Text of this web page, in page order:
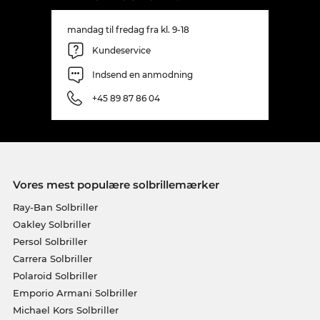
mandag til fredag fra kl. 9-18
Kundeservice
Indsend en anmodning
+45 89 87 86 04
Vores mest populære solbrillemærker
Ray-Ban Solbriller
Oakley Solbriller
Persol Solbriller
Carrera Solbriller
Polaroid Solbriller
Emporio Armani Solbriller
Michael Kors Solbriller